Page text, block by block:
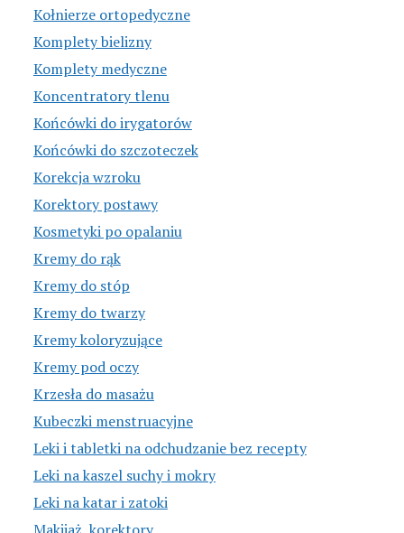
Kołnierze ortopedyczne
Komplety bielizny
Komplety medyczne
Koncentratory tlenu
Końcówki do irygatorów
Końcówki do szczoteczek
Korekcja wzroku
Korektory postawy
Kosmetyki po opalaniu
Kremy do rąk
Kremy do stóp
Kremy do twarzy
Kremy koloryzujące
Kremy pod oczy
Krzesła do masażu
Kubeczki menstruacyjne
Leki i tabletki na odchudzanie bez recepty
Leki na kaszel suchy i mokry
Leki na katar i zatoki